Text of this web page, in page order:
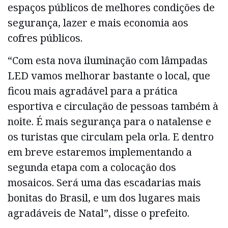
espaços públicos de melhores condições de
segurança, lazer e mais economia aos
cofres públicos.
“Com esta nova iluminação com lâmpadas
LED vamos melhorar bastante o local, que
ficou mais agradável para a prática
esportiva e circulação de pessoas também à
noite. É mais segurança para o natalense e
os turistas que circulam pela orla. E dentro
em breve estaremos implementando a
segunda etapa com a colocação dos
mosaicos. Será uma das escadarias mais
bonitas do Brasil, e um dos lugares mais
agradáveis de Natal”, disse o prefeito.